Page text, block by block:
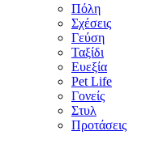
Πόλη
Σχέσεις
Γεύση
Ταξίδι
Ευεξία
Pet Life
Γονείς
Στυλ
Προτάσεις